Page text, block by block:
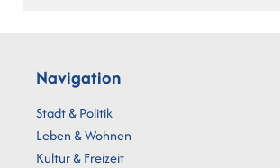
Navigation
Stadt & Politik
Leben & Wohnen
Kultur & Freizeit